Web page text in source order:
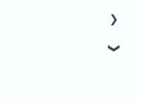
& Lizenzen